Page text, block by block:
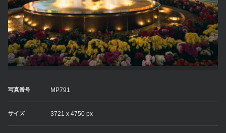
写真番号 MP791
サイズ 3721 x 4750 px